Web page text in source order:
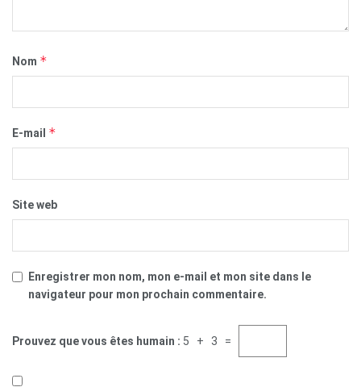
Nom *
E-mail *
Site web
Enregistrer mon nom, mon e-mail et mon site dans le
navigateur pour mon prochain commentaire.
Prouvez que vous êtes humain : 5 + 3 =